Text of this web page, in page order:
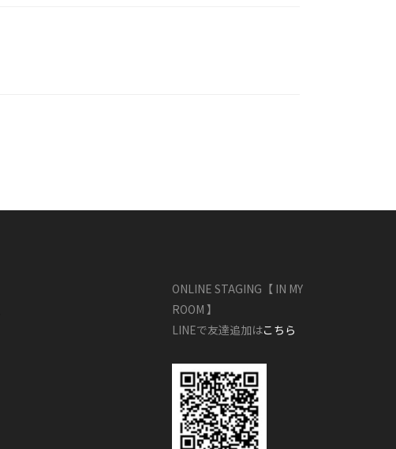
ONLINE STAGING【 IN MY
ROOM 】
LINEで友達追加はこちら